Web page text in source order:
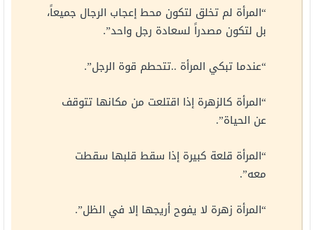
“المرأة لم تخلق لتكون محط إعجاب الرجال جميعاً،
بل لتكون مصدراً لسعادة رجل واحد”.
“عندما تبكي المرأة ..تتحطم قوة الرجل”.
“المرأة كالزهرة إذا اقتلعت من مكانها تتوقف
عن الحياة”.
“المرأة قلعة كبيرة إذا سقط قلبها سقطت
معه”.
“المرأة زهرة لا يفوح أريجها إلا في الظل”.